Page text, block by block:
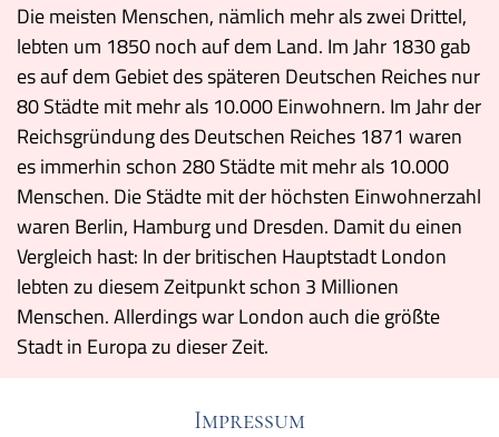
Die meisten Menschen, nämlich mehr als zwei Drittel,
lebten um 1850 noch auf dem Land. Im Jahr 1830 gab
es auf dem Gebiet des späteren Deutschen Reiches nur
80 Städte mit mehr als 10.000 Einwohnern. Im Jahr der
Reichsgründung des Deutschen Reiches 1871 waren
es immerhin schon 280 Städte mit mehr als 10.000
Menschen. Die Städte mit der höchsten Einwohnerzahl
waren Berlin, Hamburg und Dresden. Damit du einen
Vergleich hast: In der britischen Hauptstadt London
lebten zu diesem Zeitpunkt schon 3 Millionen
Menschen. Allerdings war London auch die größte
Stadt in Europa zu dieser Zeit.
Impressum